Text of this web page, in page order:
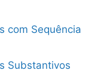
com Sequência
Substantivos